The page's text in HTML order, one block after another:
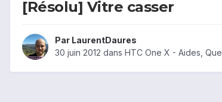
[Résolu] Vitre casser
Par LaurentDaures
30 juin 2012 dans HTC One X - Aides,